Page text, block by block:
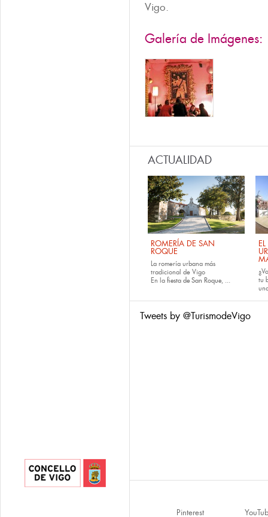
Vigo.
Galería de Imágenes:
ACTUALIDAD
ROMERÍA DE SAN
ROQUE
La romería urbana más
tradicional de Vigo
En la fiesta de San Roque, ...
tu
Tweets by @TurismodeVigo
Pinterest